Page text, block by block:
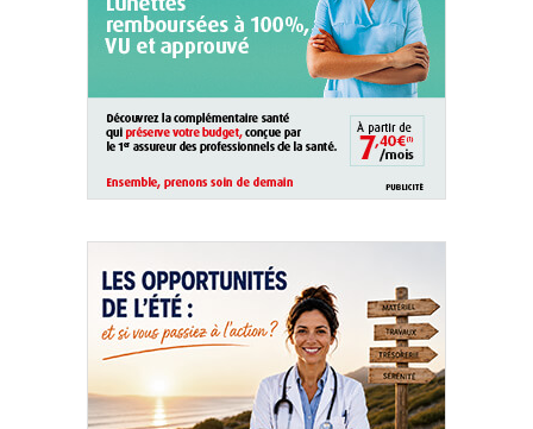
QUI SOMMES-NOUS ?
CONDITIONS GÉNÉRALES